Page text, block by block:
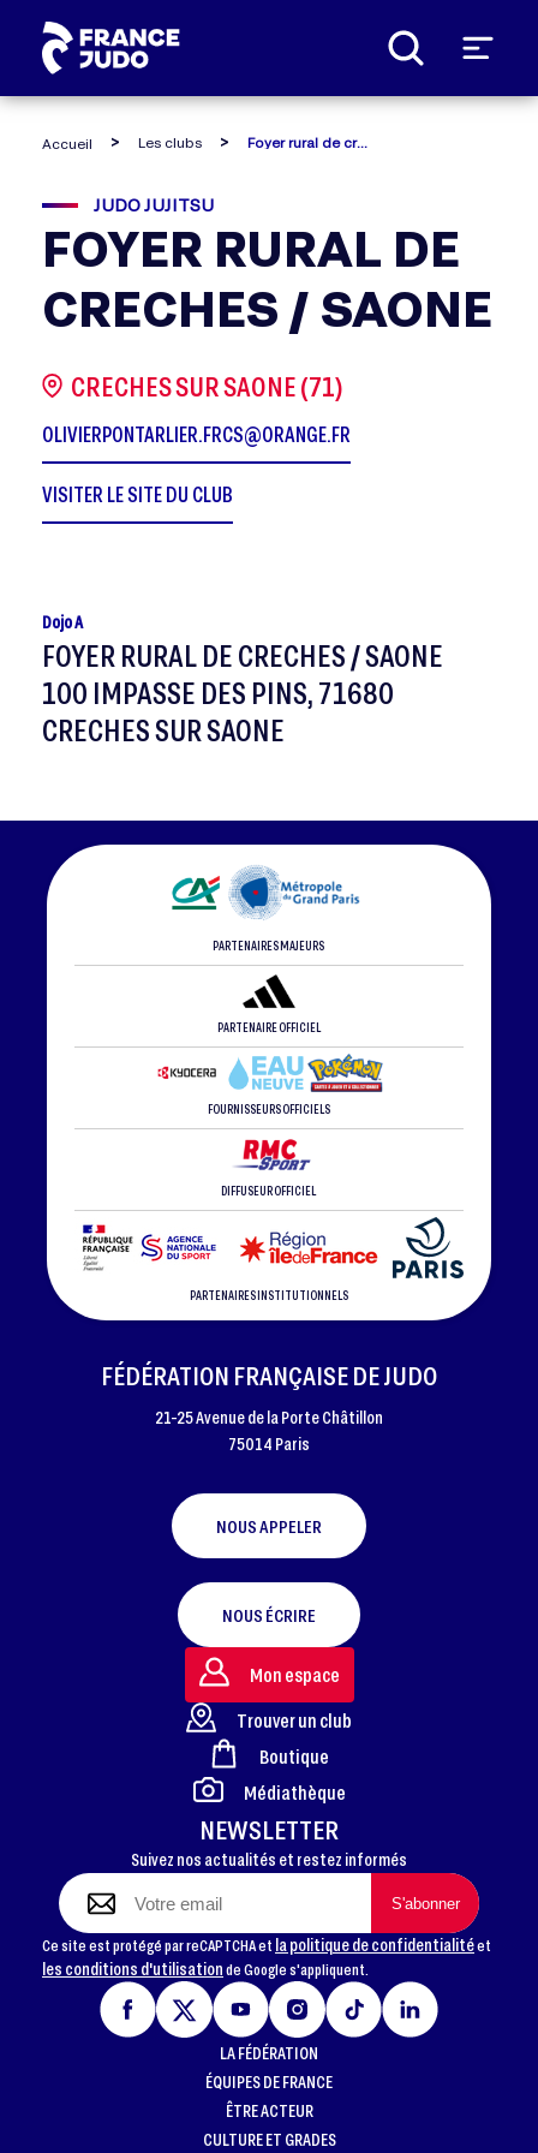
Accueil Les clubs Foyer rural de creches / saone
JUDO JUJITSU
FOYER RURAL DE
CRECHES / SAONE
CRECHES SUR SAONE (71)
OLIVIERPONTARLIER.FRCS@ORANGE.FR
VISITER LE SITE DU CLUB
Dojo A
FOYER RURAL DE CRECHES / SAONE
100 IMPASSE DES PINS, 71680
CRECHES SUR SAONE
PARTENAIRES MAJEURS
PARTENAIRE OFFICIEL
FOURNISSEURS OFFICIELS
DIFFUSEUR OFFICIEL
PARTENAIRES INSTITUTIONNELS
FOOTER
FÉDÉRATION FRANÇAISE DE JUDO
21-25 Avenue de la Porte Châtillon
75014 Paris
NOUS APPELER
NOUS ÉCRIRE
NEWSLETTER
Suivez nos actualités et restez informés
Ce site est protégé par reCAPTCHA et la politique de confidentialitéet
les conditions d'utilisationde Google s'appliquent.
Mon espace
Trouver un club
Boutique
Médiathèque
LA FÉDÉRATION
ÉQUIPES DE FRANCE
ÊTRE ACTEUR
CULTURE ET GRADES